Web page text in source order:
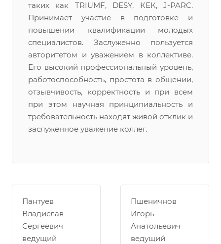
таких как TRIUMF, DESY, КЕК, J-PARC.
Принимает участие в подготовке и
повышении квалификации молодых
специалистов. Заслуженно пользуется
авторитетом и уважением в коллективе.
Его высокий профессиональный уровень,
работоспособность, простота в общении,
отзывчивость, корректность и при всем
при этом научная принципиальность и
требовательность находят живой отклик и
заслуженное уважение коллег.
Пантуев
Владислав
Сергеевич
ведущий
Пшеничнов
Игорь
Анатольевич
ведущий